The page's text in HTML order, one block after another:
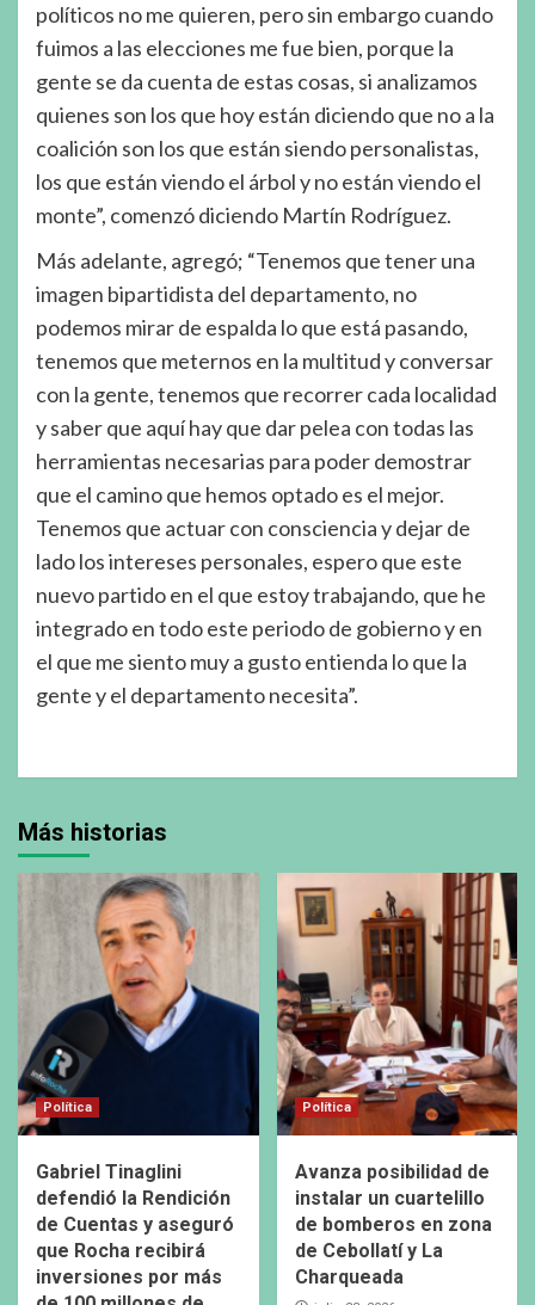
políticos no me quieren, pero sin embargo cuando
fuimos a las elecciones me fue bien, porque la
gente se da cuenta de estas cosas, si analizamos
quienes son los que hoy están diciendo que no a la
coalición son los que están siendo personalistas,
los que están viendo el árbol y no están viendo el
monte”, comenzó diciendo Martín Rodríguez.
Más adelante, agregó; “Tenemos que tener una
imagen bipartidista del departamento, no
podemos mirar de espalda lo que está pasando,
tenemos que meternos en la multitud y conversar
con la gente, tenemos que recorrer cada localidad
y saber que aquí hay que dar pelea con todas las
herramientas necesarias para poder demostrar
que el camino que hemos optado es el mejor.
Tenemos que actuar con consciencia y dejar de
lado los intereses personales, espero que este
nuevo partido en el que estoy trabajando, que he
integrado en todo este periodo de gobierno y en
el que me siento muy a gusto entienda lo que la
gente y el departamento necesita”.
Más historias
Política
Gabriel Tinaglini
defendió la Rendición
de Cuentas y aseguró
que Rocha recibirá
inversiones por más
Política
Avanza posibilidad de
instalar un cuartelillo
de bomberos en zona
de Cebollatí y La
Charqueada